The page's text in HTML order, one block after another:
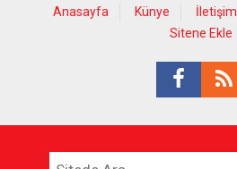
Anasayfa Künye İletişim
Sitene Ekle